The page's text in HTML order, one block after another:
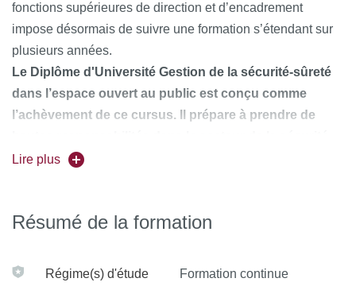
fonctions supérieures de direction et d’encadrement
impose désormais de suivre une formation s’étendant sur
plusieurs années.
Le Diplôme d'Université Gestion de la sécurité-sûreté
dans l’espace ouvert au public est conçu comme
l’achèvement de ce cursus. Il prépare à prendre de
sûreté,qu’elles s’exercent dans :
les services des donneurs d’ordre privés ou publics ;
Lire plus
Résumé de la formation
Régime(s) d'étude Formation continue